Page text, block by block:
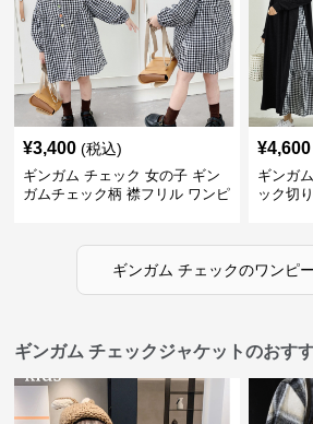
¥3,400 (税込)
ギンガム チェック 女の子 ギン
ガムチェック柄 襟フリル ワンピ
¥4,600
ギンガ
ック切
ギンガム チェックのワンピ
ギンガム チェックジャケットのおす